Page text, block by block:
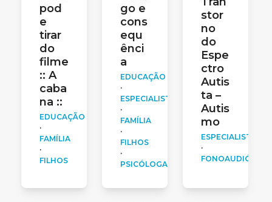
pod
e
tirar
do
filme
:: A
caba
na ::
EDUCAÇÃO
·
FAMÍLIA
·
FILHOS
go e
cons
equ
ênci
a
EDUCAÇÃO
·
ESPECIALISTAS
·
FAMÍLIA
·
FILHOS
·
PSICÓLOGA
stor
no
do
Espe
ctro
Autis
ta –
Autis
mo
ESPECIALISTAS
·